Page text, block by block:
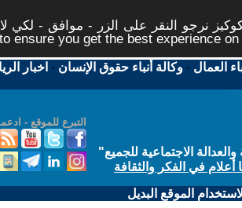
نرجو النقر على الزر - موافق - لكي
ensure you get the best experience
العمال -وكالة أنباء حقوق الإنسان - اخبار
التبرع للموقع -
الاجتماعية للجميع"
في الفكر والثقافة
الموقع البديل